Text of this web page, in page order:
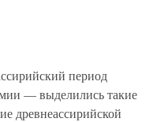
период
— выделились такие
древнеассирийской